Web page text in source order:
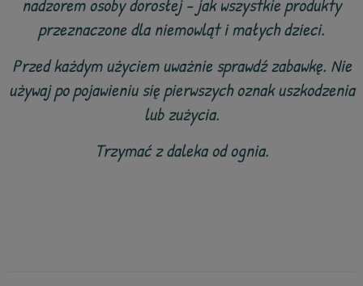
nadzorem osoby dorosłej - jak wszystkie produkty
przeznaczone dla niemowląt i małych dzieci.
Przed każdym użyciem uważnie sprawdź zabawkę. Nie
używaj po pojawieniu się pierwszych oznak uszkodzenia
lub zużycia.
Trzymać z daleka od ognia.